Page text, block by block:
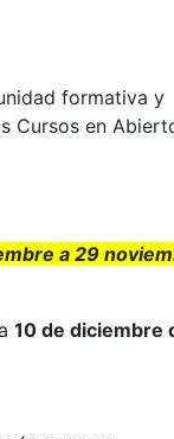
formativa y
Cursos en
a 29
10 de diciembre